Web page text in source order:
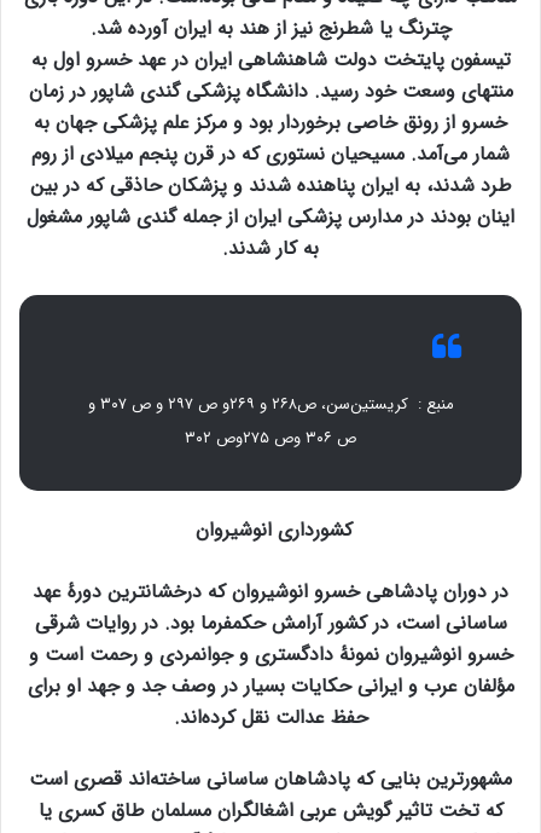
چترنگ یا شطرنج نیز از هند به ایران آورده شد.
تیسفون پایتخت دولت شاهنشاهی ایران در عهد خسرو اول به
منتهای وسعت خود رسید. دانشگاه پزشکی گندی شاپور در زمان
خسرو از رونق خاصی برخوردار بود و مرکز علم پزشکی جهان به
شمار می‌آمد. مسیحیان نستوری که در قرن پنجم میلادی از روم
طرد شدند، به ایران پناهنده شدند و پزشکان حاذقی که در بین
اینان بودند در مدارس پزشکی ایران از جمله گندی شاپور مشغول
به کار شدند.
منبع : کریستین‌سن، ص۲۶۸ و ۲۶۹و ص ۲۹۷ و ص ۳۰۷ و
ص ۳۰۶ وص ۲۷۵و
ص ۳۰۲
کشورداری انوشیروان
در دوران پادشاهی خسرو انوشیروان که درخشانترین دورهٔ عهد
ساسانی است، در کشور آرامش حکمفرما بود. در روایات شرقی
خسرو انوشیروان نمونهٔ دادگستری و جوانمردی و رحمت است و
مؤلفان عرب و ایرانی حکایات بسیار در وصف جد و جهد او برای
حفظ عدالت نقل کرده‌اند.
مشهورترین بنایی که پادشاهان ساسانی ساخته‌اند قصری است
که تخت تاثیر گویش عربی اشغالگران مسلمان طاق کسری یا